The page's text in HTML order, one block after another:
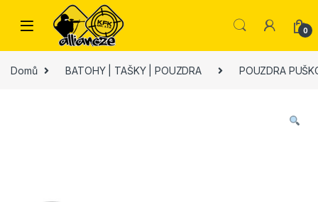
Skip to navigation
Skip to content
0
Domů BATOHY | TAŠKY | POUZDRA POUZDRA